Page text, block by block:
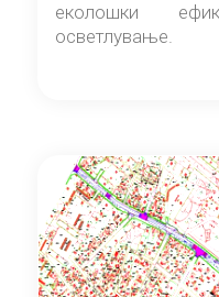
еколошки
осветлување.